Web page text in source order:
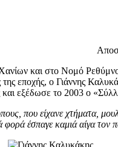
και στο Νομό
εποχής, ο Γιάννης
εξέδωσε το 2003 ο
που είχανε χτήματα,
έσπαγε καμιά αίγα τον